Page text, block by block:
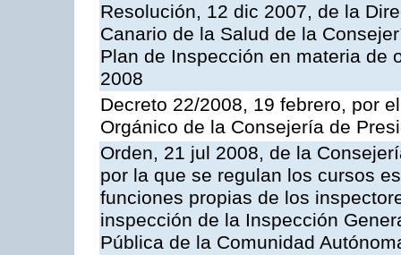
Resolución, 12 dic 2007, de la
Canario de la Salud de la
Plan de Inspección en materia de
2008
Decreto 22/2008, 19 febrero, por
Orgánico de la Consejería de
Orden, 21 jul 2008, de la
por la que se regulan los cursos
funciones propias de los
inspección de la Inspección
Pública de la Comunidad